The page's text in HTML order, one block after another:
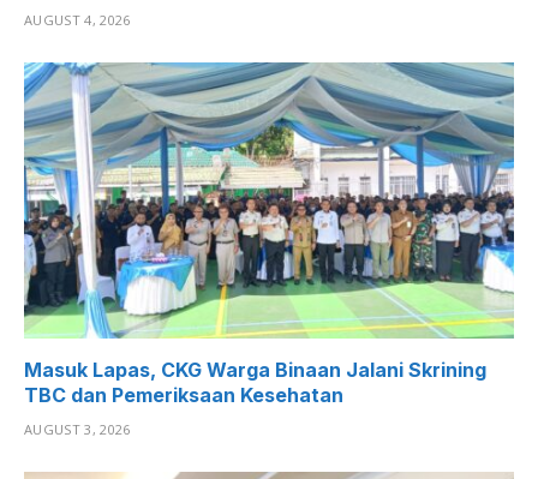
AUGUST 4, 2026
Masuk Lapas, CKG Warga Binaan Jalani Skrining
TBC dan Pemeriksaan Kesehatan
AUGUST 3, 2026